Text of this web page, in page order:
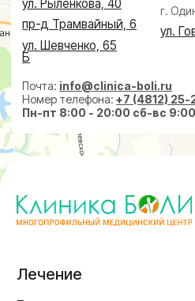
Заказать обратный звонок
г. Смоленск
ул. Рыленкова, 11 Б
ул. Шевченко, 65 Б
Пн-пт 8:00 - 20:00 сб-вс 9:00 - 18:00
На суставах
На позвоночнике
По проктологии
По флебологии